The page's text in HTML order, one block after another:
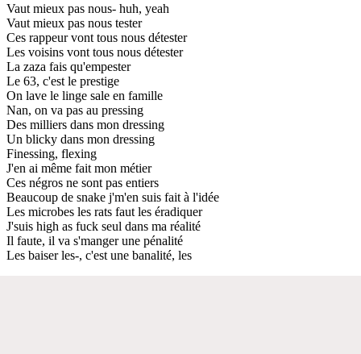
Vaut mieux pas nous- huh, yeah
Vaut mieux pas nous tester
Ces rappeur vont tous nous détester
Les voisins vont tous nous détester
La zaza fais qu'empester
Le 63, c'est le prestige
On lave le linge sale en famille
Nan, on va pas au pressing
Des milliers dans mon dressing
Un blicky dans mon dressing
Finessing, flexing
J'en ai même fait mon métier
Ces négros ne sont pas entiers
Beaucoup de snake j'm'en suis fait à l'idée
Les microbes les rats faut les éradiquer
J'suis high as fuck seul dans ma réalité
Il faute, il va s'manger une pénalité
Les baiser les-, c'est une banalité, les